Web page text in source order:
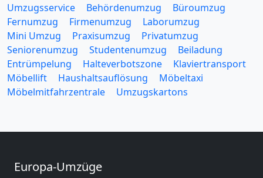
Umzugsservice Behördenumzug
Büroumzug
Fernumzug
Firmenumzug
Laborumzug
Mini Umzug
Praxisumzug
Privatumzug
Seniorenumzug
Studentenumzug
Beiladung
Entrümpelung
Halteverbotszone
Klaviertransport
Möbellift
Haushaltsauflösung
Möbeltaxi
Möbelmitfahrzentrale
Umzugskartons
Europa-Umzüge